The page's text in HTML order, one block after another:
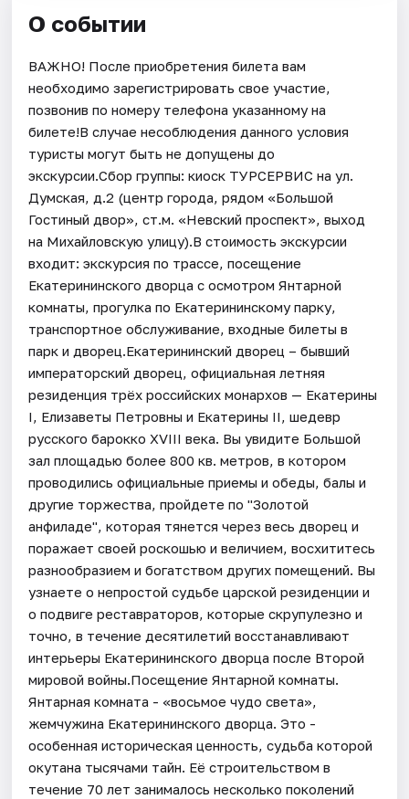
О событии
ВАЖНО! После приобретения билета вам
необходимо зарегистрировать свое участие,
позвонив по номеру телефона указанному на
билете!В случае несоблюдения данного условия
туристы могут быть не допущены до
экскурсии.Сбор группы: киоск ТУРСЕРВИС на ул.
Думская, д.2 (центр города, рядом «Большой
Гостиный двор», ст.м. «Невский проспект», выход
на Михайловскую улицу).В стоимость экскурсии
входит: экскурсия по трассе, посещение
Екатерининского дворца с осмотром Янтарной
комнаты, прогулка по Екатерининскому парку,
транспортное обслуживание, входные билеты в
парк и дворец.Екатерининский дворец – бывший
императорский дворец, официальная летняя
резиденция трёх российских монархов — Екатерины
I, Елизаветы Петровны и Екатерины II, шедевр
русского барокко XVIII века. Вы увидите Большой
зал площадью более 800 кв. метров, в котором
проводились официальные приемы и обеды, балы и
другие торжества, пройдете по "Золотой
анфиладе", которая тянется через весь дворец и
поражает своей роскошью и величием, восхититесь
разнообразием и богатством других помещений. Вы
узнаете о непростой судьбе царской резиденции и
о подвиге реставраторов, которые скрупулезно и
точно, в течение десятилетий восстанавливают
интерьеры Екатерининского дворца после Второй
мировой войны.Посещение Янтарной комнаты.
Янтарная комната - «восьмое чудо света»,
жемчужина Екатерининского дворца. Это -
особенная историческая ценность, судьба которой
окутана тысячами тайн. Её строительством в
течение 70 лет занималось несколько поколений